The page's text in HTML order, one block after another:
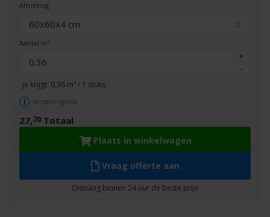
Afmeting
60x60x4 cm
Aantal m²
+
-
Je krijgt: 0,36 m² / 1 stuks
Verpakkingsinfo
27,70 Totaal
Plaats in winkelwagen
Vraag offerte aan